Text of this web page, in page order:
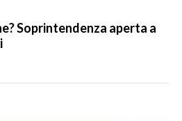
Soprintendenza aperta a